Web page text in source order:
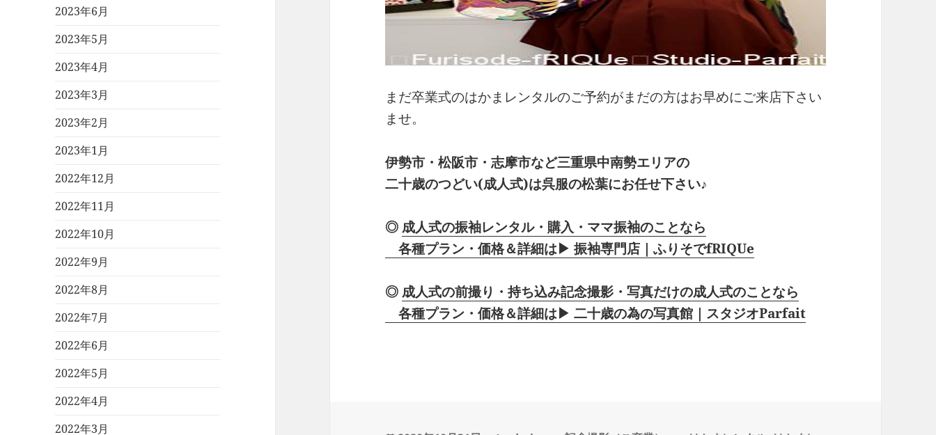
2023年6月
2023年5月
2023年4月
2023年3月
2023年2月
2023年1月
2022年12月
2022年11月
2022年10月
2022年9月
2022年8月
2022年7月
2022年6月
2022年5月
2022年4月
2022年3月
まだ卒業式のはかまレンタルのご予約がまだの方はお早めにご来店下さい
ませ。
伊勢市・松阪市・志摩市など三重県中南勢エリアの
二十歳のつどい(成人式)は呉服の松葉にお任せ下さい♪
◎成人式の振袖レンタル・購入・ママ振袖のことなら
各種プラン・価格＆詳細は▶ 振袖専門店｜ふりそでfRIQUe
◎成人式の前撮り・持ち込み記念撮影・写真だけの成人式のことなら
各種プラン・価格＆詳細は▶ 二十歳の為の写真館｜スタジオParfait